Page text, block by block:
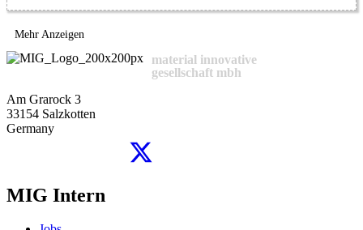
Mehr Anzeigen
material innovative
gesellschaft mbh
Am Grarock 3
33154 Salzkotten
Germany
MIG Intern